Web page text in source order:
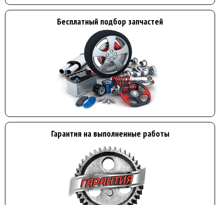
Бесплатный подбор запчастей
Гарантия на выполненные работы